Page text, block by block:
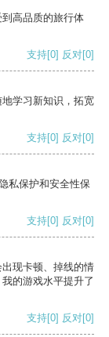
高品质的旅行体
支持[0] 反对[0]
学习新知识，拓宽
支持[0] 反对[0]
私保护和安全性保
支持[0] 反对[0]
现卡顿、掉线的情
的游戏水平提升了
支持[0] 反对[0]